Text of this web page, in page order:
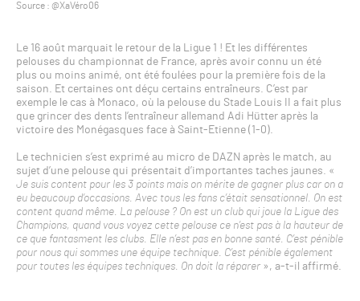
Source : @XaVéro06
Le 16 août marquait le retour de la Ligue 1 ! Et les différentes
pelouses du championnat de France, après avoir connu un été
plus ou moins animé, ont été foulées pour la première fois de la
saison. Et certaines ont déçu certains entraîneurs. C’est par
exemple le cas à Monaco, où la pelouse du Stade Louis II a fait plus
que grincer des dents l’entraîneur allemand Adi Hütter après la
victoire des Monégasques face à Saint-Etienne (1-0).
Le technicien s’est exprimé au micro de DAZN après le match, au
sujet d’une pelouse qui présentait d’importantes taches jaunes. «
Je suis content pour les 3 points mais on mérite de gagner plus car on a
eu beaucoup d’occasions. Avec tous les fans c’était sensationnel. On est
content quand même. La pelouse ? On est un club qui joue la Ligue des
Champions, quand vous voyez cette pelouse ce n’est pas à la hauteur de
ce que fantasment les clubs. Elle n’est pas en bonne santé. C’est pénible
pour nous qui sommes une équipe technique. C’est pénible également
pour toutes les équipes techniques. On doit la réparer», a-t-il affirmé.